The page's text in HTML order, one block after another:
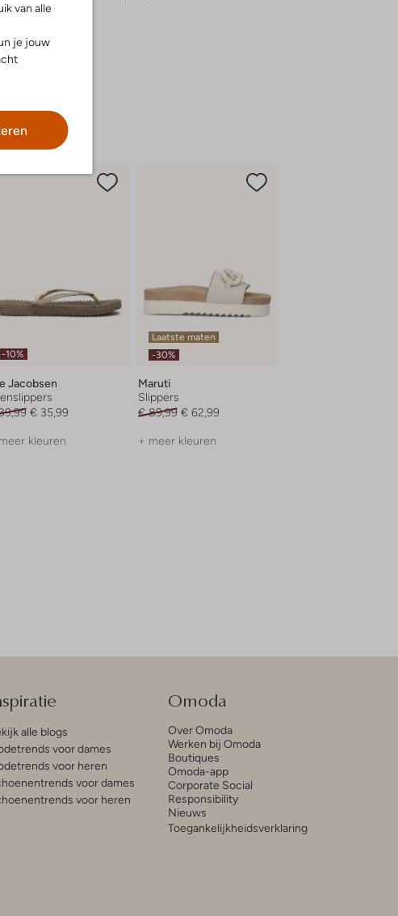
van alle
je jouw
-10%
Jacobsen
€ 35,99
kleuren
Laatste maten
-30%
Maruti
Slippers
€ 89,99 € 62,99
+ meer kleuren
alle blogs
voor dames
voor heren
voor dames
voor heren
Omoda
Over Omoda
Werken bij Omoda
Boutiques
Omoda-app
Corporate Social
Responsibility
Nieuws
Toegankelijkheidsverklaring